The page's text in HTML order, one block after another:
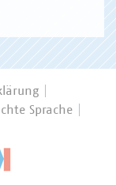
Sprache